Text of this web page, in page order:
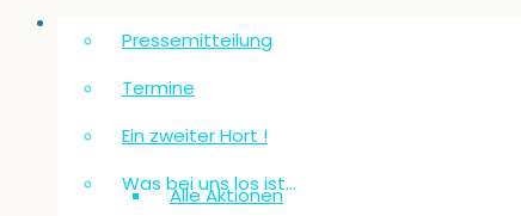
Pressemitteilung
Termine
Ein zweiter Hort !
Was bei uns los ist…
Alle Aktionen